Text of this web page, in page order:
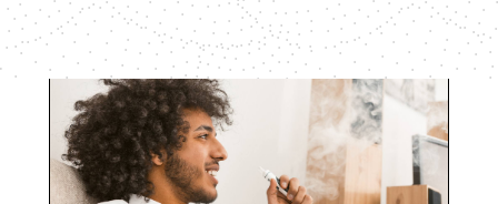
fumer...